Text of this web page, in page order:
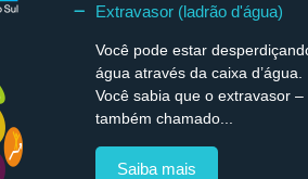
Extravasor (ladrão d'água)
Você pode estar
água através da caixa d’água.
Você sabia que o extravasor –
também chamado...
Saiba mais